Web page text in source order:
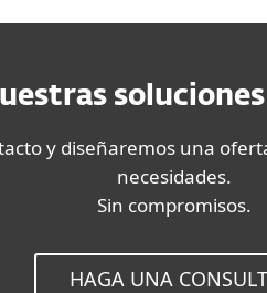
y diseñaremos una
necesidades.
Sin compromisos.
HAGA UNA